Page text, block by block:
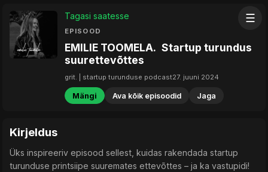
☰
Tagasi saatesse
EPISOOD
EMILIE TOOMELA. Startup turundus
suurettevõttes
grit. | startup turunduse podcast27. juuni 2024
Mängi Ava kõik episoodid Jaga
Kirjeldus
Üks inspireeriv episood sellest, kuidas rakendada startup
turunduse printsiipe suuremates ettevõttes – ja ka vastupidi!